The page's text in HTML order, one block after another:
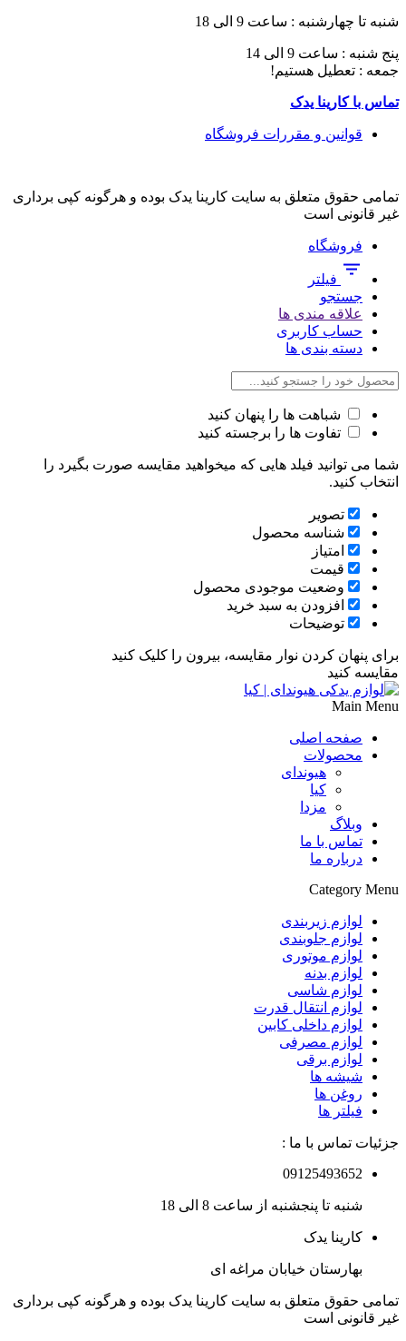
شنبه تا چهارشنبه : ساعت 9 الی 18
پنج شنبه : ساعت 9 الی 14
جمعه : تعطیل هستیم!
تماس با کارینا یدک
قوانین و مقررات فروشگاه
تمامی حقوق متعلق به سایت کارینا یدک بوده و هرگونه کپی برداری
غیر قانونی است
فروشگاه
فیلتر
جستجو
علاقه مندی ها
حساب کاربری
دسته بندی ها
شباهت ها را پنهان کنید
تفاوت ها را برجسته کنید
شما می توانید فیلد هایی که میخواهید مقایسه صورت بگیرد را
انتخاب کنید.
تصویر
شناسه محصول
امتیاز
قیمت
وضعیت موجودی محصول
افزودن به سبد خرید
توضیحات
برای پنهان کردن نوار مقایسه، بیرون را کلیک کنید
مقایسه کنید
Main Menu
صفحه اصلی
محصولات
هیوندای
کیا
مزدا
وبلاگ
تماس با ما
درباره ما
Category Menu
لوازم زیربندی
لوازم جلوبندی
لوازم موتوری
لوازم بدنه
لوازم شاسی
لوازم انتقال قدرت
لوازم داخلی کابین
لوازم مصرفی
لوازم برقی
شیشه ها
روغن ها
فیلتر ها
جزئیات تماس با ما :
09125493652
شنبه تا پنجشنبه از ساعت 8 الی 18
کارینا یدک
بهارستان خیابان مراغه ای
تمامی حقوق متعلق به سایت کارینا یدک بوده و هرگونه کپی برداری
غیر قانونی است